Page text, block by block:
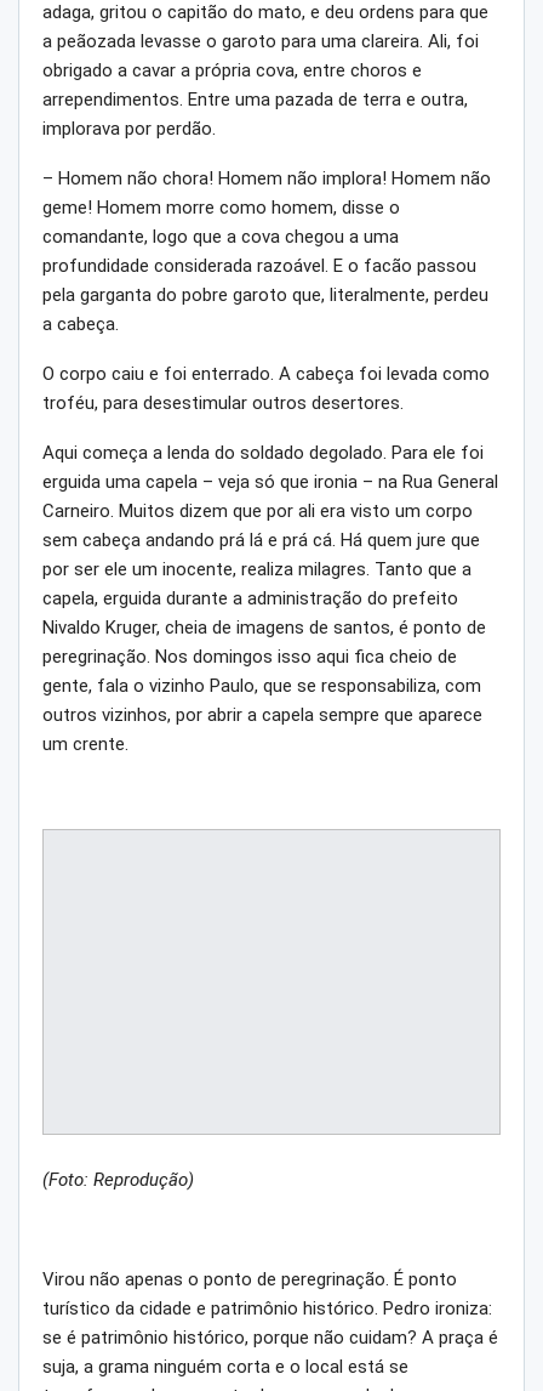
adaga, gritou o capitão do mato, e deu ordens para que
a peãozada levasse o garoto para uma clareira. Ali, foi
obrigado a cavar a própria cova, entre choros e
arrependimentos. Entre uma pazada de terra e outra,
implorava por perdão.
– Homem não chora! Homem não implora! Homem não
geme! Homem morre como homem, disse o
comandante, logo que a cova chegou a uma
profundidade considerada razoável. E o facão passou
pela garganta do pobre garoto que, literalmente, perdeu
a cabeça.
O corpo caiu e foi enterrado. A cabeça foi levada como
troféu, para desestimular outros desertores.
Aqui começa a lenda do soldado degolado. Para ele foi
erguida uma capela – veja só que ironia – na Rua General
Carneiro. Muitos dizem que por ali era visto um corpo
sem cabeça andando prá lá e prá cá. Há quem jure que
por ser ele um inocente, realiza milagres. Tanto que a
capela, erguida durante a administração do prefeito
Nivaldo Kruger, cheia de imagens de santos, é ponto de
peregrinação. Nos domingos isso aqui fica cheio de
gente, fala o vizinho Paulo, que se responsabiliza, com
outros vizinhos, por abrir a capela sempre que aparece
um crente.
(Foto: Reprodução)
Virou não apenas o ponto de peregrinação. É ponto
turístico da cidade e patrimônio histórico. Pedro ironiza:
se é patrimônio histórico, porque não cuidam? A praça é
suja, a grama ninguém corta e o local está se